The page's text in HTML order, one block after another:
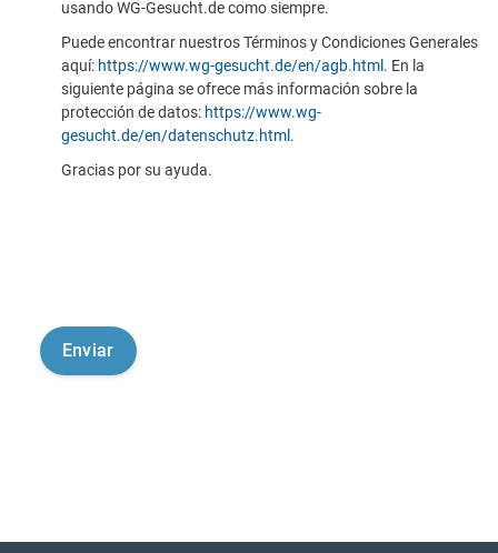
usando WG-Gesucht.de como siempre.
Puede encontrar nuestros Términos y Condiciones Generales
aquí: https://www.wg-gesucht.de/en/agb.html . En la
siguiente página se ofrece más información sobre la
protección de datos: https://www.wg-
gesucht.de/en/datenschutz.html .
Gracias por su ayuda.